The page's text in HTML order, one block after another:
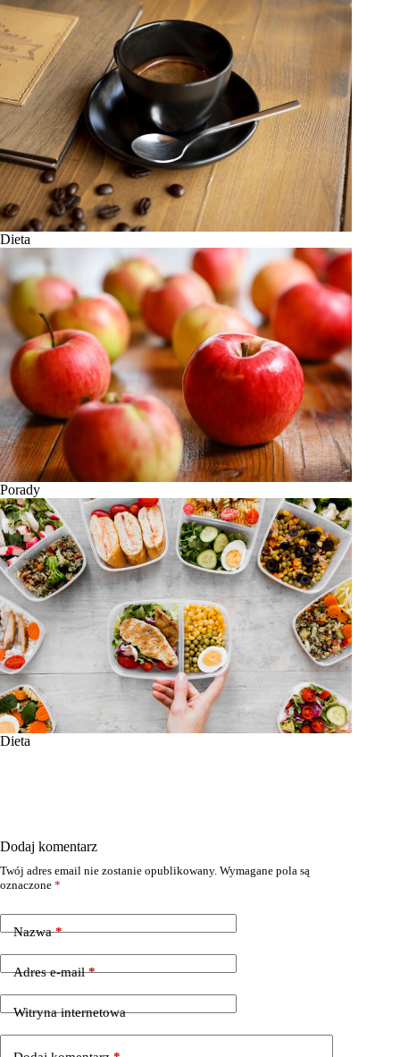
Dieta
Porady
Dieta
Dodaj komentarz
Twój adres email nie zostanie opublikowany. Wymagane pola są
oznaczone *
Nazwa*
Adres e-mail*
Witryna internetowa